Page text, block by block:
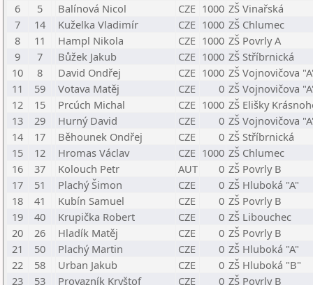
6
5 Balínová Nicol CZE 1000 ZŠ Vinařská
7
14 Kuželka Vladimír CZE 1000 ZŠ Chlumec
8
11 Hampl Nikola CZE 1000 ZŠ Povrly A
9
7 Bůžek Jakub CZE 1000 ZŠ Stříbrnická
10
8 David Ondřej CZE 1000 ZŠ Vojnovičova
11
59 Votava Matěj CZE 0 ZŠ Vojnovičova
12
15 Prcúch Michal CZE 1000 ZŠ Elišky
13
29 Hurný David CZE 0 ZŠ Vojnovičova
14
17 Běhounek Ondřej CZE 0 ZŠ Stříbrnická
15
12 Hromas Václav CZE 1000 ZŠ Chlumec
16
37 Kolouch Petr AUT 0 ZŠ Povrly B
17
51 Plachý Šimon CZE 0 ZŠ Hluboká "A"
18
41 Kubín Samuel CZE 0 ZŠ Povrly B
19
40 Krupička Robert CZE 0 ZŠ Libouchec
20
26 Hladík Matěj CZE 0 ZŠ Povrly B
21
50 Plachý Martin CZE 0 ZŠ Hluboká "A"
22
58 Urban Jakub CZE 0 ZŠ Hluboká "B"
23
53 Provazník Kryštof CZE 0 ZŠ Povrly B